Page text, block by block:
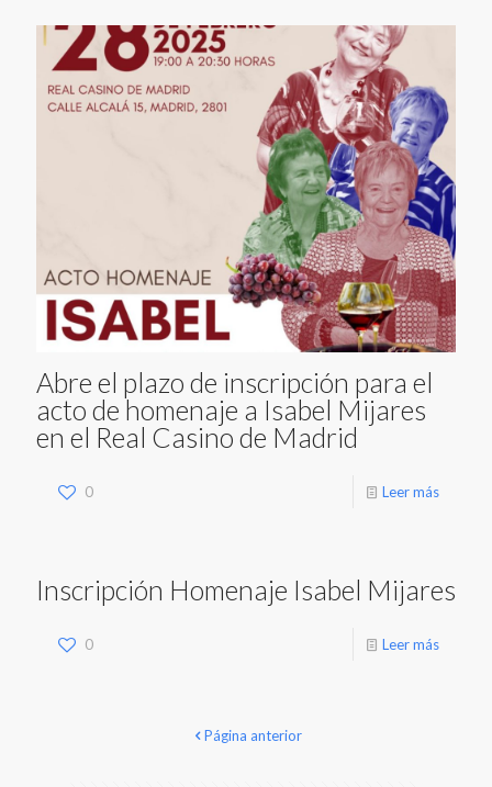
Abre el plazo de inscripción para el
acto de homenaje a Isabel Mijares
en el Real Casino de Madrid
0 Leer más
Inscripción Homenaje Isabel Mijares
0 Leer más
Página anterior